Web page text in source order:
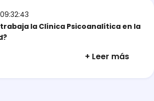
trabaja la Clínica Psicoanalítica en la
+ Leer más